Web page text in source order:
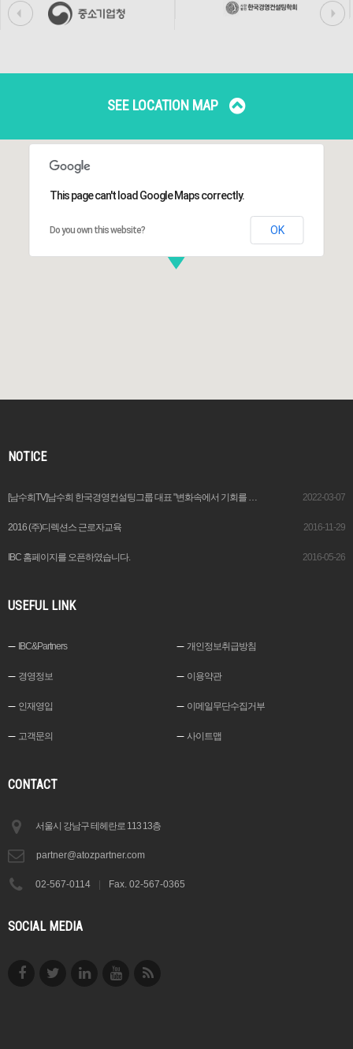
SEE LOCATION MAP
This page can't load Google Maps correctly.
Do you own this website? OK
NOTICE
[남수희TV]남수희 한국경영컨설팅그룹 대표 "변화속에서 기회를 창출하는 이가 기업가“ 2022-03-07
2016 (주)디렉션스 근로자교육 2016-11-29
IBC 홈페이지를 오픈하였습니다. 2016-05-26
USEFUL LINK
IBC&Partners 개인정보취급방침
경영정보 이용약관
인재영입 이메일무단수집거부
고객문의 사이트맵
CONTACT
서울시 강남구 테헤란로 113 13층
partner@atozpartner.com
02-567-0114 Fax. 02-567-0365
SOCIAL MEDIA